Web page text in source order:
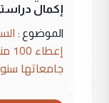
إكمال
الموضوع :
جامعاتها